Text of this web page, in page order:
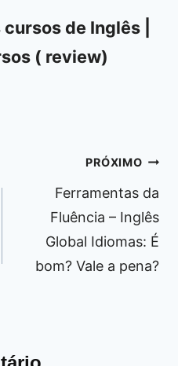
de Inglês |
( review)
PRÓXIMO
Ferramentas da
Fluência – Inglês
Global Idiomas: É
bom? Vale a pena?